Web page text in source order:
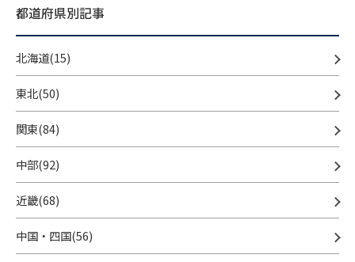
都道府県別記事
北海道(15)
東北(50)
関東(84)
中部(92)
近畿(68)
中国・四国(56)